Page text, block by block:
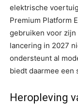
elektrische
Premium Platform
gebruiken voor
lancering in 2027
ondersteunt al
biedt daarmee een
Heropleving